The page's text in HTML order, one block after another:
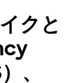
クと
、